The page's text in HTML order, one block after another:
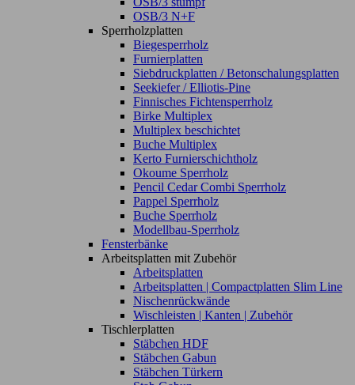
OSB/3 N+F
Sperrholzplatten
Biegesperrholz
Furnierplatten
Siebdruckplatten / Betonschalungsplatten
Seekiefer / Elliotis-Pine
Finnisches Fichtensperrholz
Birke Multiplex
Multiplex beschichtet
Buche Multiplex
Kerto Furnierschichtholz
Okoume Sperrholz
Pencil Cedar Combi Sperrholz
Pappel Sperrholz
Buche Sperrholz
Modellbau-Sperrholz
Fensterbänke
Arbeitsplatten mit Zubehör
Arbeitsplatten
Arbeitsplatten | Compactplatten Slim Line
Nischenrückwände
Wischleisten | Kanten | Zubehör
Tischlerplatten
Stäbchen HDF
Stäbchen Gabun
Stäbchen Türkern